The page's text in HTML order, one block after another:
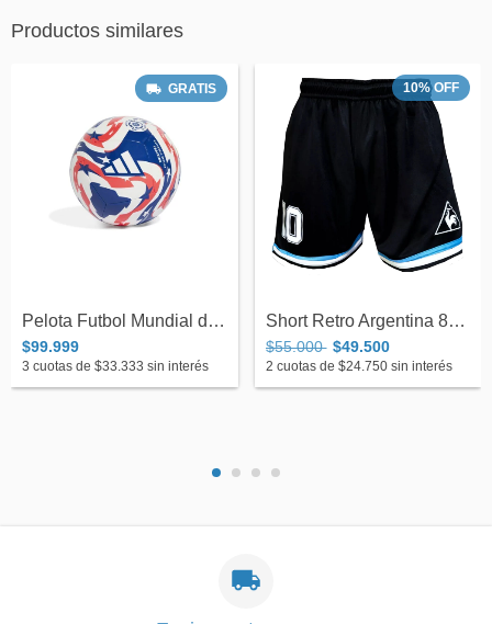
Productos similares
GRATIS
Pelota Futbol Mundial de Clubes 2025 N°5...
$99.999
3 cuotas de $33.333 sin interés
10%OFF
Short Retro Argentina 86 Le Coq Sportif...
$55.000 $49.500
2 cuotas de $24.750sin interés